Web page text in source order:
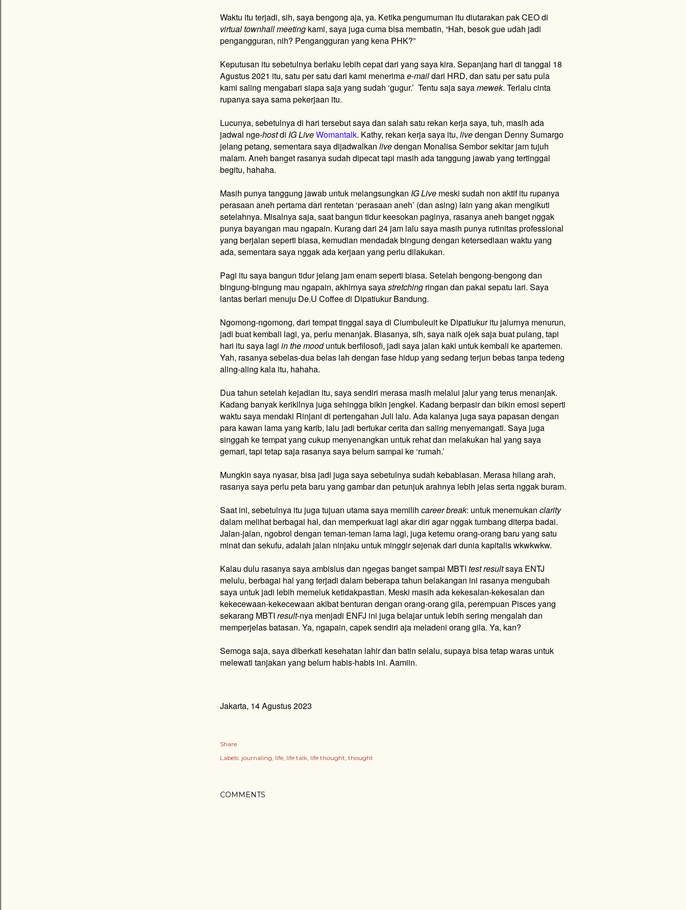
Waktu itu terjadi, sih, saya bengong aja, ya. Ketika pengumuman itu diutarakan pak CEO di
virtual townhall meeting kami, saya juga cuma bisa membatin, “Hah, besok gue udah jadi
pengangguran, nih? Pengangguran yang kena PHK?”
Keputusan itu sebetulnya berlaku lebih cepat dari yang saya kira. Sepanjang hari di tanggal 18
Agustus 2021 itu, satu per satu dari kami menerimae-maildari HRD, dan satu per satu pula
kami saling mengabari siapa saja yang sudah ‘gugur.’ Tentu saja sayamewek. Terlalu cinta
rupanya saya sama pekerjaan itu.
Lucunya, sebetulnya di hari tersebut saya dan salah satu rekan kerja saya, tuh, masih ada
jadwal nge-hostdi IG LiveWomantalk. Kathy, rekan kerja saya itu, livedengan Denny Sumargo
jelang petang, sementara saya dijadwalkan livedengan Monalisa Sembor sekitar jam tujuh
malam. Aneh banget rasanya sudah dipecat tapi masih ada tanggung jawab yang tertinggal
begitu, hahaha.
Masih punya tanggung jawab untuk melangsungkan IG Live meski sudah non aktif itu rupanya
perasaan aneh pertama dari rentetan ‘perasaan aneh’ (dan asing) lain yang akan mengikuti
setelahnya. Misalnya saja, saat bangun tidur keesokan paginya, rasanya aneh banget nggak
punya bayangan mau ngapain. Kurang dari 24 jam lalu saya masih punya rutinitas professional
yang berjalan seperti biasa, kemudian mendadak bingung dengan ketersediaan waktu yang
ada, sementara saya nggak ada kerjaan yang perlu dilakukan.
Pagi itu saya bangun tidur jelang jam enam seperti biasa. Setelah bengong-bengong dan
bingung-bingung mau ngapain, akhirnya sayastretching ringan dan pakai sepatu lari. Saya
lantas berlari menuju De.U Coffee di Dipatiukur Bandung.
Ngomong-ngomong, dari tempat tinggal saya di Ciumbuleuit ke Dipatiukur itu jalurnya menurun,
jadi buat kembali lagi, ya, perlu menanjak. Biasanya, sih, saya naik ojek saja buat pulang, tapi
hari itu saya lagi in the mooduntuk berfilosofi, jadi saya jalan kaki untuk kembali ke apartemen.
Yah, rasanya sebelas-dua belas lah dengan fase hidup yang sedang terjun bebas tanpa tedeng
aling-aling kala itu, hahaha.
Dua tahun setelah kejadian itu, saya sendiri merasa masih melalui jalur yang terus menanjak.
Kadang banyak kerikilnya juga sehingga bikin jengkel. Kadang berpasir dan bikin emosi seperti
waktu saya mendaki Rinjani di pertengahan Juli lalu. Ada kalanya juga saya papasan dengan
para kawan lama yang karib, lalu jadi bertukar cerita dan saling menyemangati. Saya juga
singgah ke tempat yang cukup menyenangkan untuk rehat dan melakukan hal yang saya
gemari, tapi tetap saja rasanya saya belum sampai ke ‘rumah.’
Mungkin saya nyasar, bisa jadi juga saya sebetulnya sudah kebablasan. Merasa hilang arah,
rasanya saya perlu peta baru yang gambar dan petunjuk arahnya lebih jelas serta nggak buram.
Saat ini, sebetulnya itu juga tujuan utama saya memilih career break: untuk menemukan clarity
dalam melihat berbagai hal, dan memperkuat lagi akar diri agar nggak tumbang diterpa badai.
Jalan-jalan, ngobrol dengan teman-teman lama lagi, juga ketemu orang-orang baru yang satu
minat dan sekufu, adalah jalan ninjaku untuk minggir sejenak dari dunia kapitalis wkwkwkw.
Kalau dulu rasanya saya ambisius dan ngegas banget sampai MBTI test resultsaya ENTJ
melulu, berbagai hal yang terjadi dalam beberapa tahun belakangan ini rasanya mengubah
saya untuk jadi lebih memeluk ketidakpastian. Meski masih ada kekesalan-kekesalan dan
kekecewaan-kekecewaan akibat benturan dengan orang-orang gila, perempuan Pisces yang
sekarang MBTI result-nya menjadi ENFJ ini juga belajar untuk lebih sering mengalah dan
memperjelas batasan. Ya, ngapain, capek sendiri aja meladeni orang gila. Ya, kan?
Semoga saja, saya diberkati kesehatan lahir dan batin selalu, supaya bisa tetap waras untuk
melewati tanjakan yang belum habis-habis ini. Aamiin.
Jakarta, 14 Agustus 2023
Share
Labels: journaling life life talk life thought thought
COMMENTS